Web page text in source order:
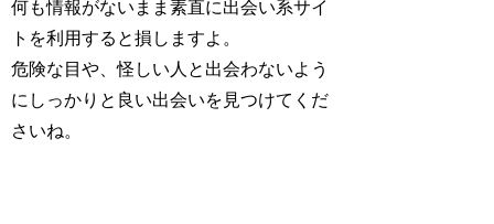
何も情報がないまま素直に出会い系サイ
トを利用すると損しますよ。
危険な目や、怪しい人と出会わないよう
にしっかりと良い出会いを見つけてくだ
さいね。